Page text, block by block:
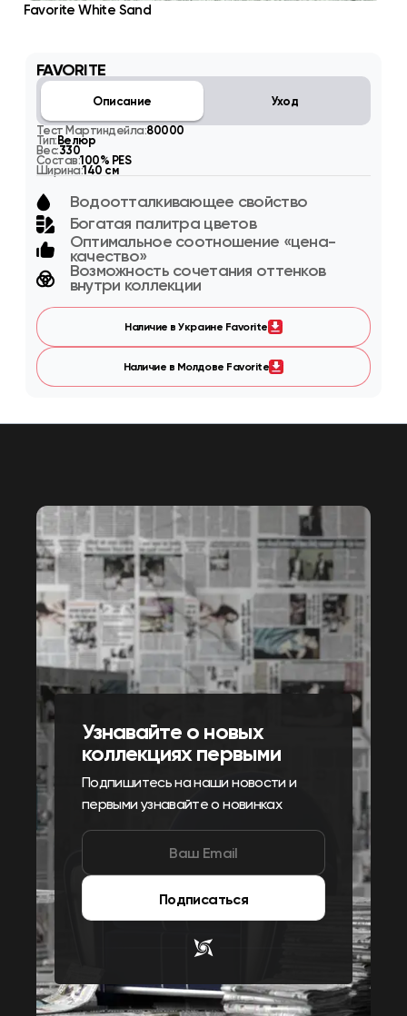
Favorite White Sand
FAVORITE
Описание Уход
Тест Мартиндейла:80000
Тип:Велюр
Вес:330
Состав:100% PES
Ширина:140 см
Водоотталкивающее свойство
Богатая палитра цветов
Оптимальное соотношение «цена-
качество»
Возможность сочетания оттенков
внутри коллекции
Наличие в Украине Favorite
Наличие в Молдове Favorite
Узнавайте о новых
коллекциях первыми
Подпишитесь на наши новости и
первыми узнавайте о новинках
Подписаться